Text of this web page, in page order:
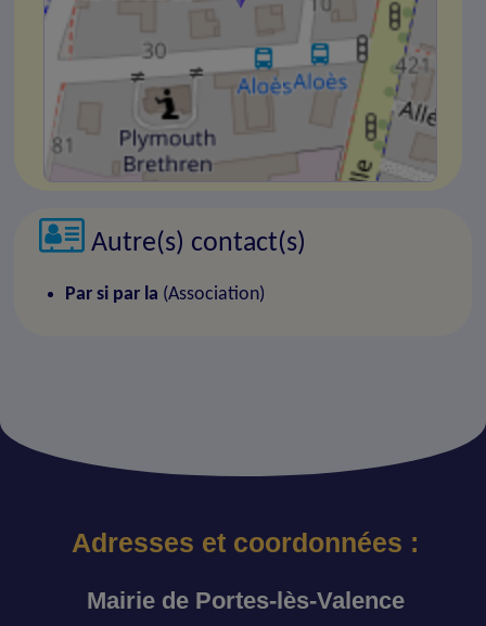
Autre(s) contact(s)
Par si par la (Association)
Adresses et coordonnées :
Mairie de Portes-lès-Valence